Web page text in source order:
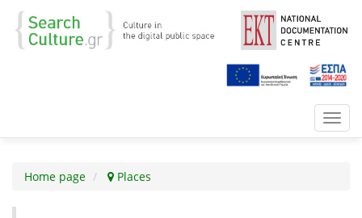
Home page Places